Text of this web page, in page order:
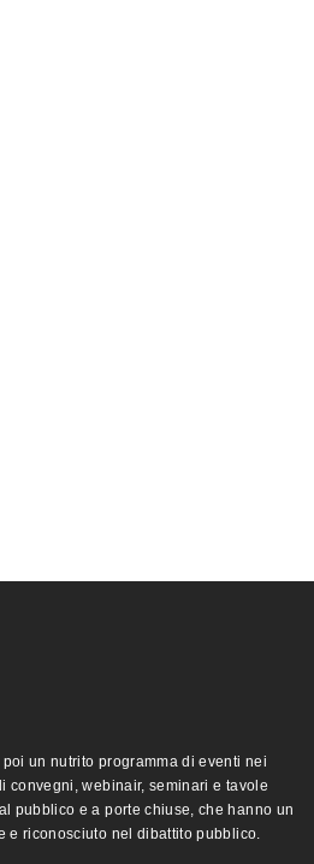
un nutrito programma di eventi nei
convegni, webinair, seminari e tavole
pubblico e a porte chiuse, che hanno un
e riconosciuto nel dibattito pubblico.